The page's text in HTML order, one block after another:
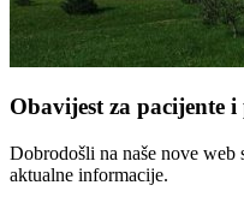
Obavijest za pacijente
Dobrodošli na naše nove web
aktualne informacije.